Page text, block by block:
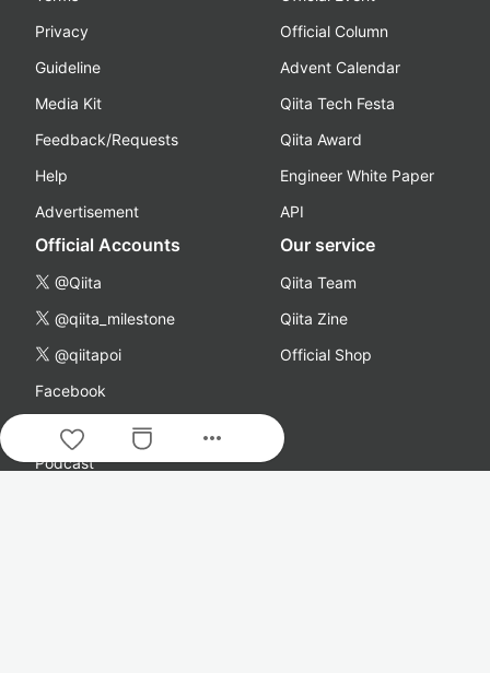
more_horiz
Privacy
Guideline
Media Kit
Feedback/Requests
Help
Advertisement
Official Column
Advent Calendar
Qiita Tech Festa
Qiita Award
Engineer White Paper
API
Official Accounts
@Qiita
@qiita_milestone
@qiitapoi
Facebook
YouTube
Podcast
Our service
Qiita Team
Qiita Zine
Official Shop